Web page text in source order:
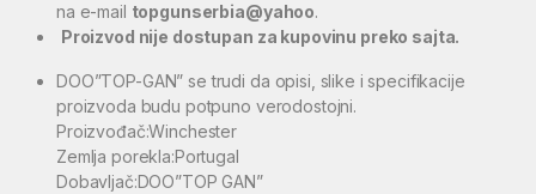
na e-mail topgunserbia@yahoo.
Proizvod nije dostupan za kupovinu preko sajta.
DOO”TOP-GAN” se trudi da opisi, slike i specifikacije
proizvoda budu potpuno verodostojni.
Proizvođač:Winchester
Zemlja porekla:Portugal
Dobavljač:DOO”TOP GAN”